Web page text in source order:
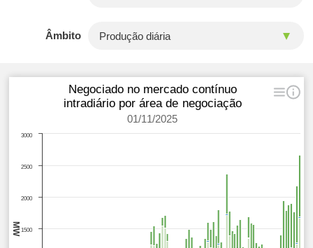
Âmbito
MW
Negociado no mercado contínuo
intradiário por área de negociação
01/11/2025
1500
2000
2500
3000